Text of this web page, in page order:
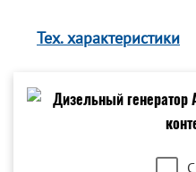
Тех. характеристики